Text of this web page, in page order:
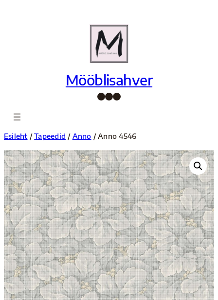
Mööblisahver
Facebook InstagramPinterest
Esileht /Tapeedid / Anno / Anno 4546